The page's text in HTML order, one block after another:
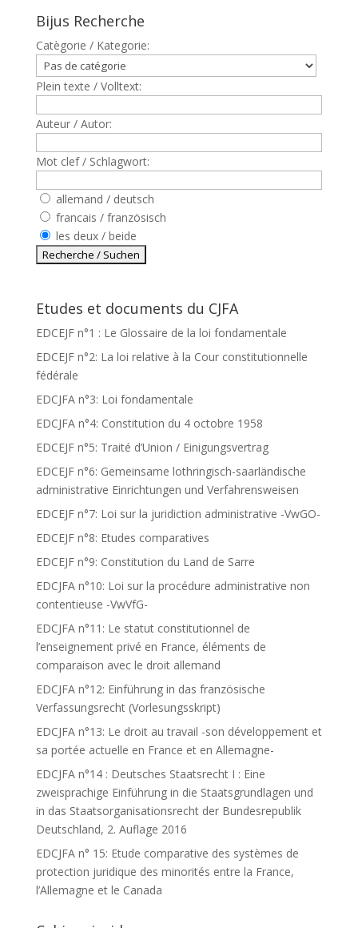
Bijus Recherche
Catègorie / Kategorie:
Plein texte / Volltext:
Auteur / Autor:
Mot clef / Schlagwort:
allemand / deutsch
francais / französisch
les deux / beide
Etudes et documents du CJFA
EDCEJF n°1 : Le Glossaire de la loi fondamentale
EDCEJF n°2: La loi relative à la Cour constitutionnelle
fédérale
EDCJFA n°3: Loi fondamentale
EDCJFA n°4: Constitution du 4 octobre 1958
EDCEJF n°5: Traité d’Union / Einigungsvertrag
EDCEJF n°6: Gemeinsame lothringisch-saarländische
administrative Einrichtungen und Verfahrensweisen
EDCEJF n°7: Loi sur la juridiction administrative -VwGO-
EDCEJF n°8: Etudes comparatives
EDCEJF n°9: Constitution du Land de Sarre
EDCJFA n°10: Loi sur la procédure administrative non
contentieuse -VwVfG-
EDCJFA n°11: Le statut constitutionnel de
l’enseignement privé en France, éléments de
comparaison avec le droit allemand
EDCJFA n°12: Einführung in das französische
Verfassungsrecht (Vorlesungsskript)
EDCJFA n°13: Le droit au travail -son développement et
sa portée actuelle en France et en Allemagne-
EDCJFA n°14 : Deutsches Staatsrecht I : Eine
zweisprachige Einführung in die Staatsgrundlagen und
in das Staatsorganisationsrecht der Bundesrepublik
Deutschland, 2. Auflage 2016
EDCJFA n° 15: Etude comparative des systèmes de
protection juridique des minorités entre la France,
l’Allemagne et le Canada